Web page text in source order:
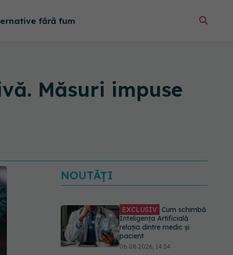
fără fum
Măsuri impuse
NOUTĂȚI
EXCLUSIV Cum schimbă
Inteligența Artificială
relația dintre medic și
pacient
06.08.2026, 14:34